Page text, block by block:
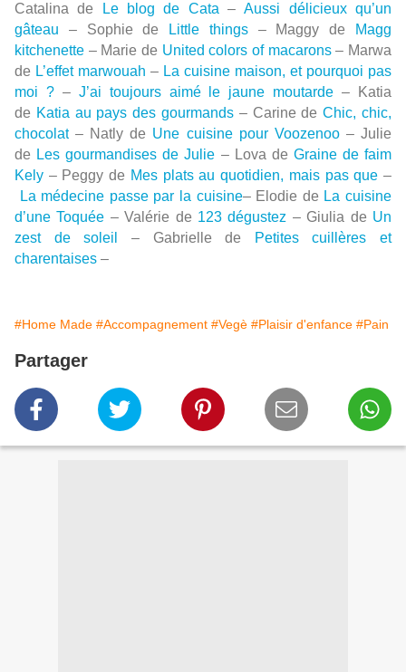
Catalina de
Le blog de Cata – Aussi délicieux qu’un
gâteau
– Sophie de Little things – Maggy de
Magg
kitchenette – Marie de United colors of macarons – Marwa
de L’effet marwouah – La cuisine maison, et pourquoi pas
moi ? – J’ai toujours aimé le jaune moutarde – Katia
de Katia au pays des gourmands – Carine de Chic, chic,
chocolat – Natly de Une cuisine pour Voozenoo – Julie
de Les gourmandises de Julie – Lova de Graine de faim
Kely – Peggy de Mes plats au quotidien, mais pas que –
La médecine passe par la cuisine– Elodie de La cuisine
d’une Toquée – Valérie de 123 dégustez – Giulia de Un
zest de soleil
– Gabrielle de
Petites cuillères et
charentaises –
#Home Made #Accompagnement #Vegè #Plaisir d'enfance #Pain
Partager